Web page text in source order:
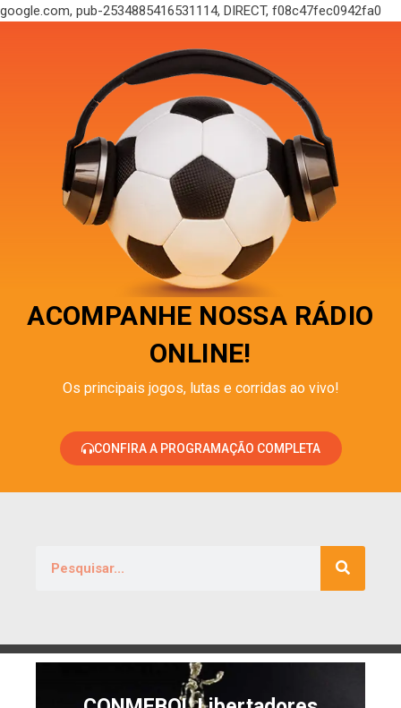
google.com, pub-2534885416531114, DIRECT, f08c47fec0942fa0
ACOMPANHE NOSSA RÁDIO
ONLINE!
Os principais jogos, lutas e corridas ao vivo!
CONFIRA A PROGRAMAÇÃO COMPLETA